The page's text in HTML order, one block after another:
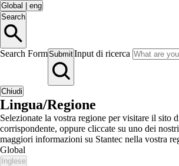
Global
eng
Search
Search FormSubmitInput di ricerca
Chiudi
Lingua/Regione
Selezionate la vostra regione per visitare il sito
corrispondente, oppure cliccate su uno dei
maggiori informazioni su Stantec nella vostra
Global
Inglese